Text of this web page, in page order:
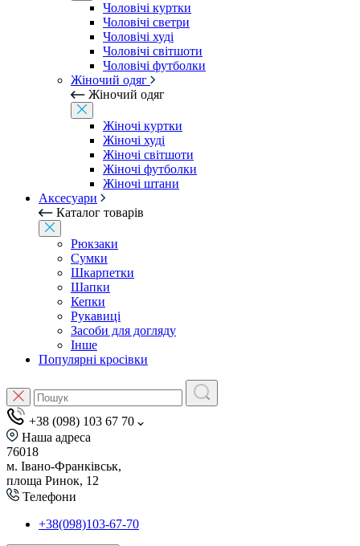
Чоловічі куртки
Чоловічі светри
Чоловічі худі
Чоловічі світшоти
Чоловічі футболки
Жіночий одяг
Жіночий одяг
Жіночі куртки
Жіночі худі
Жіночі світшоти
Жіночі футболки
Жіночі штани
Аксесуари
Каталог товарів
Рюкзаки
Сумки
Шкарпетки
Шапки
Кепки
Рукавиці
Засоби для догляду
Інше
Популярні кросівки
+38 (098) 103 67 70
Наша адреса
76018
м. Івано-Франківськ,
площа Ринок, 12
Телефони
+38(098)103-67-70